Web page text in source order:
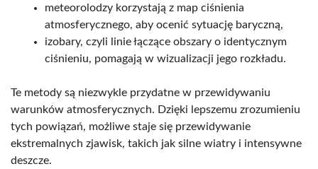
meteorolodzy korzystają z map ciśnienia
atmosferycznego, aby ocenić sytuację baryczną,
izobary, czyli linie łączące obszary o identycznym
ciśnieniu, pomagają w wizualizacji jego rozkładu.
Te metody są niezwykle przydatne w przewidywaniu
warunków atmosferycznych. Dzięki lepszemu zrozumieniu
tych powiązań, możliwe staje się przewidywanie
ekstremalnych zjawisk, takich jak silne wiatry i intensywne
deszcze.